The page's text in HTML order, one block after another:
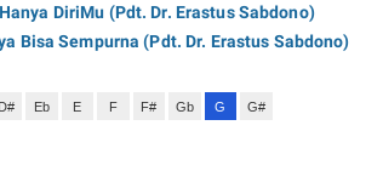
DiriMu (Pdt. Dr. Erastus Sabdono)
Bisa Sempurna (Pdt. Dr. Erastus Sabdono)
D# Eb E F F# Gb G G#